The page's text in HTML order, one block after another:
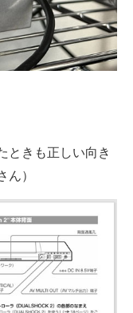
ときも正しい向き
ん）